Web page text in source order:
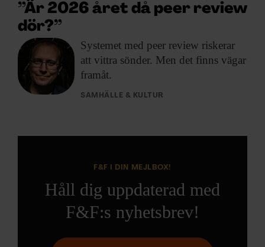
OM F&F
”Är 2026 året då peer review
dör?”
Systemet med peer review riskerar
att vittra sönder. Men det finns vägar
framåt.
SAMHÄLLE & KULTUR
F&F I DIN MEJLBOX!
Håll dig uppdaterad med
F&F:s nyhetsbrev!